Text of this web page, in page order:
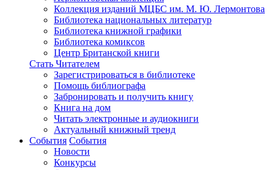
Коллекция изданий МЦБС им. М. Ю. Лермонтова
Библиотека национальных литератур
Библиотека книжной графики
Библиотека комиксов
Центр Британской книги
Стать Читателем
Зарегистрироваться в библиотеке
Помощь библиографа
Забронировать и получить книгу
Книга на дом
Читать электронные и аудиокниги
Актуальный книжный тренд
События События
Новости
Конкурсы